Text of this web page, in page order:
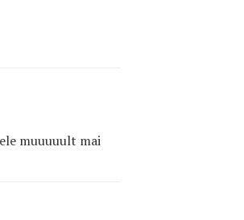
muuuuult mai